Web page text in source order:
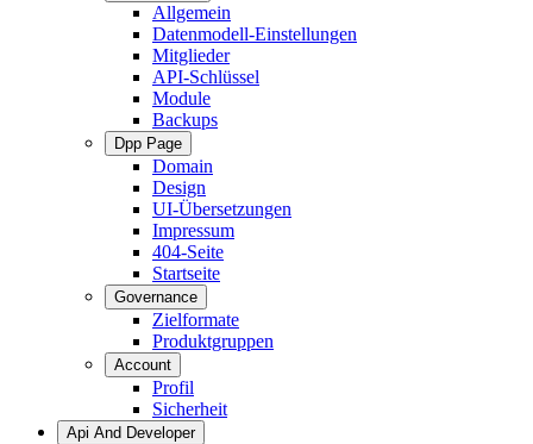
Allgemein
Datenmodell-Einstellungen
Mitglieder
API-Schlüssel
Module
Backups
Dpp Page
Domain
Design
UI-Übersetzungen
Impressum
404-Seite
Startseite
Governance
Zielformate
Produktgruppen
Account
Profil
Sicherheit
Api And Developer